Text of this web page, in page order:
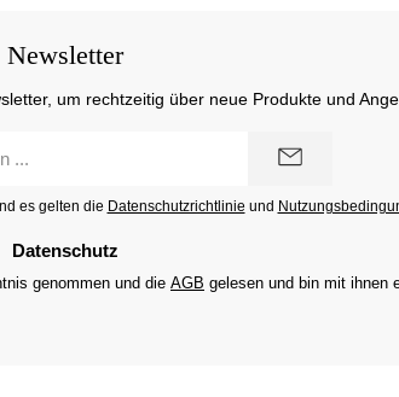
Newsletter
um rechtzeitig über neue Produkte und
es gelten die Datenschutzrichtlinie und
Datenschutz
genommen und die AGB gelesen und bin mit ihnen